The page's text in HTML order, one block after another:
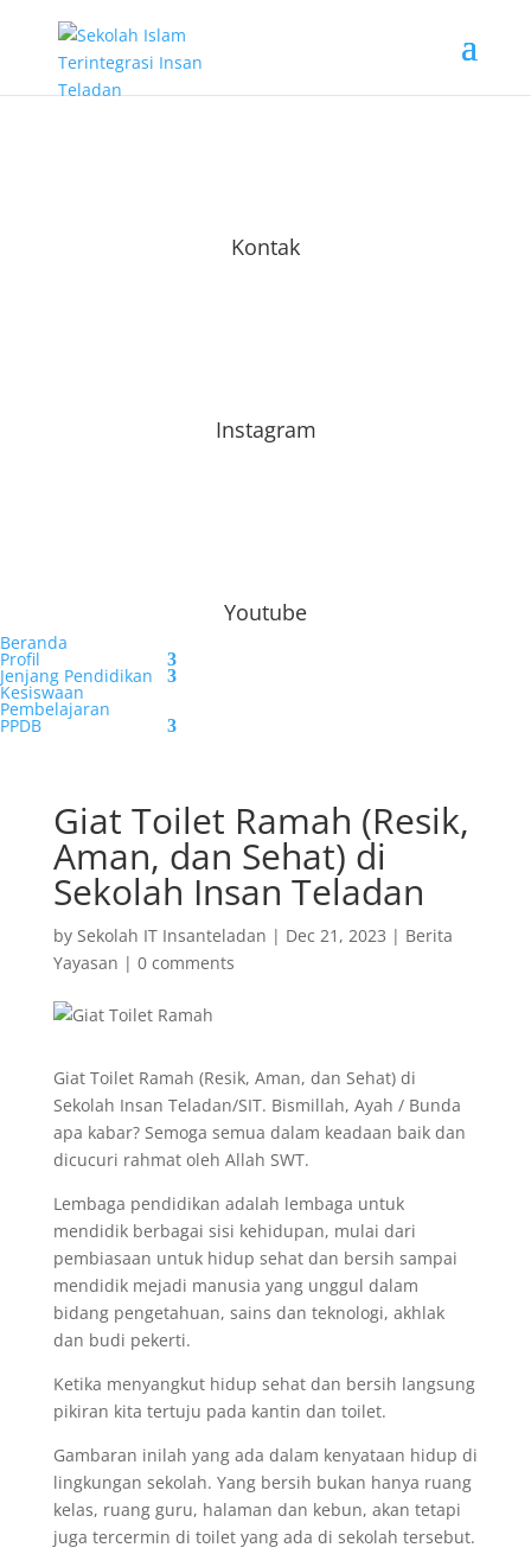
Kontak
Instagram
Youtube
Beranda
Profil
Jenjang Pendidikan
Kesiswaan
Pembelajaran
PPDB
Giat Toilet Ramah (Resik,
Aman, dan Sehat) di
Sekolah Insan Teladan
by Sekolah IT Insanteladan | Dec 21, 2023 | Berita
Yayasan | 0 comments
Giat Toilet Ramah (Resik, Aman, dan Sehat) di
Sekolah Insan Teladan/SIT. Bismillah, Ayah / Bunda
apa kabar? Semoga semua dalam keadaan baik dan
dicucuri rahmat oleh Allah SWT.
Lembaga pendidikan adalah lembaga untuk
mendidik berbagai sisi kehidupan, mulai dari
pembiasaan untuk hidup sehat dan bersih sampai
mendidik mejadi manusia yang unggul dalam
bidang pengetahuan, sains dan teknologi, akhlak
dan budi pekerti.
Ketika menyangkut hidup sehat dan bersih langsung
pikiran kita tertuju pada kantin dan toilet.
Gambaran inilah yang ada dalam kenyataan hidup di
lingkungan sekolah. Yang bersih bukan hanya ruang
kelas, ruang guru, halaman dan kebun, akan tetapi
juga tercermin di toilet yang ada di sekolah tersebut.